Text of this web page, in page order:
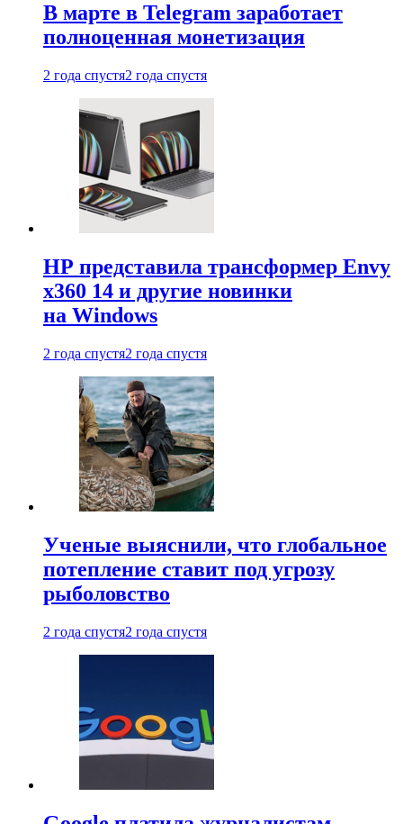
В марте в Telegram заработает
полноценная монетизация
2 года спустя2 года спустя
HP представила трансформер Envy
x360 14 и другие новинки
на Windows
2 года спустя2 года спустя
Ученые выяснили, что глобальное
потепление ставит под угрозу
рыболовство
2 года спустя2 года спустя